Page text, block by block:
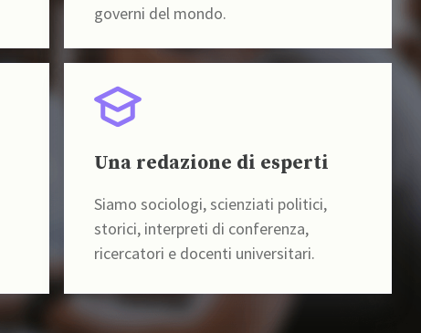
governi del mondo.
Una redazione di esperti
Siamo sociologi, scienziati politici,
storici, interpreti di conferenza,
ricercatori e docenti universitari.